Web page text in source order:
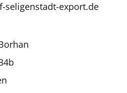
seligenstadt-export.de